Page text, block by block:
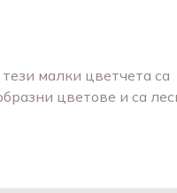
малки цветчета са
цветове и са